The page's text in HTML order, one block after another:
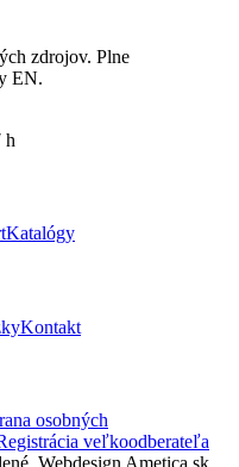
zdrojov. Plne
EN.
h
Katalógy
Kontakt
osobných
veľkoodberateľa